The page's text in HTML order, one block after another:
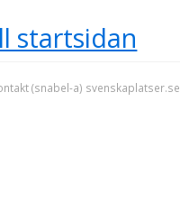
startsidan
(snabel-a) svenskaplatser.se